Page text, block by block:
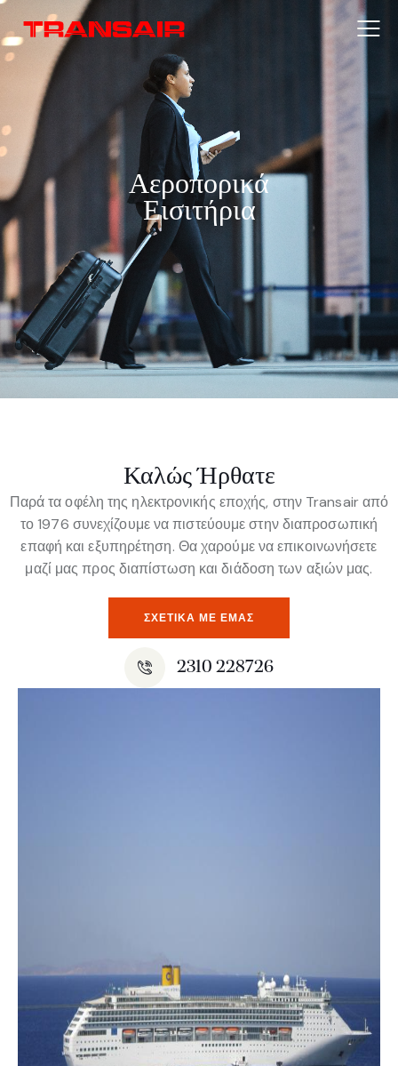
Αεροπορικά
Εισιτήρια
Καλώς Ήρθατε
Παρά τα οφέλη της ηλεκτρονικής εποχής, στην Transair από
το 1976 συνεχίζουμε να πιστεύουμε στην διαπροσωπική
επαφή και εξυπηρέτηση. Θα χαρούμε να επικοινωνήσετε
μαζί μας προς διαπίστωση και διάδοση των αξιών μας.
ΣΧΕΤΙΚΆ ΜΕ ΕΜΆΣ
2310 228726